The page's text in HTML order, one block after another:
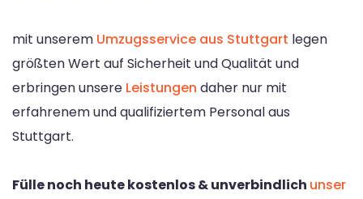
mit unserem Umzugsservice aus Stuttgart legen
größten Wert auf Sicherheit und Qualität und
erbringen unsere Leistungen daher nur mit
erfahrenem und qualifiziertem Personal aus
Stuttgart.
Fülle noch heute kostenlos & unverbindlich unser